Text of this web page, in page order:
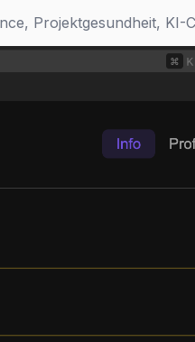
Projektgesundheit, KI-